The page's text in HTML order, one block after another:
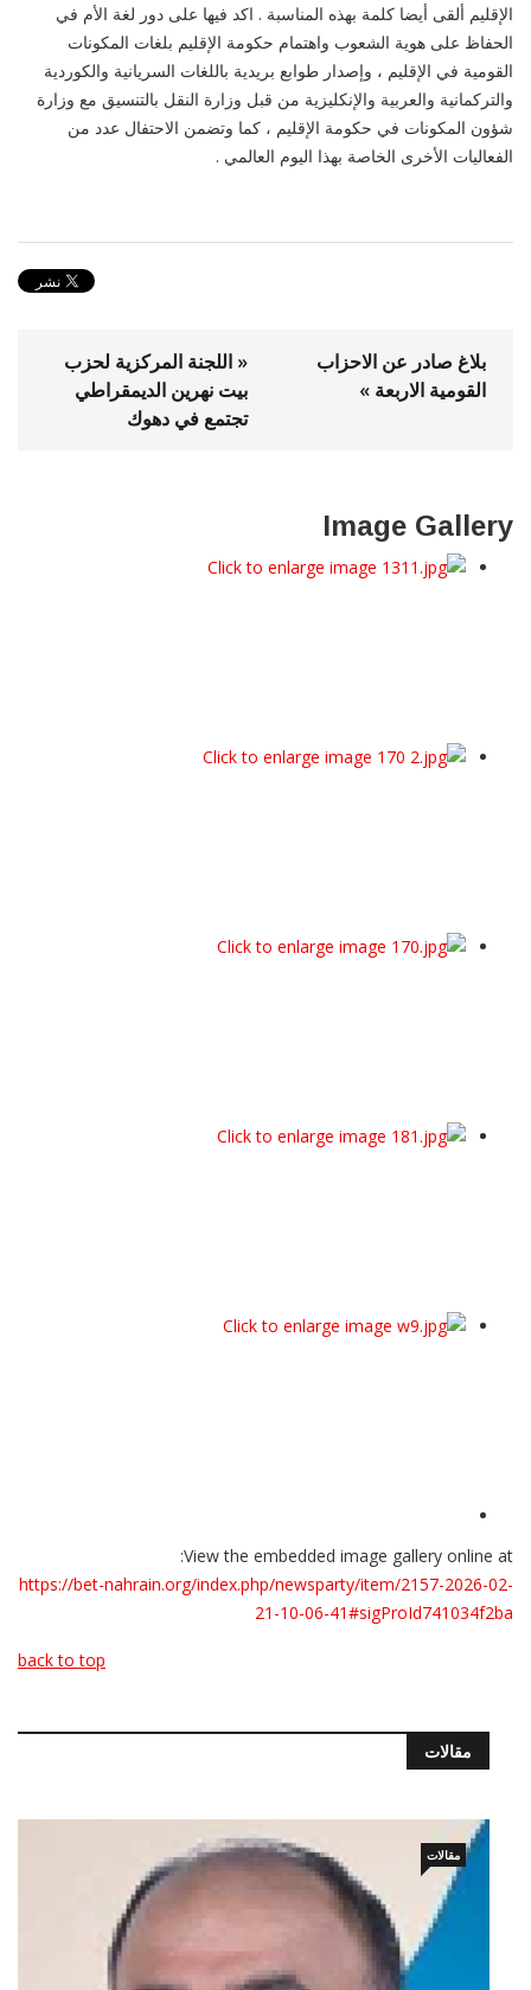
الإقليم ألقى أيضا كلمة بهذه المناسبة . اكد فيها على دور لغة الأم في
الحفاظ على هوية الشعوب واهتمام حكومة الإقليم بلغات المكونات
القومية في الإقليم ، وإصدار طوابع بريدية باللغات السريانية والكوردية
والتركمانية والعربية والإنكليزية من قبل وزارة النقل بالتنسيق مع وزارة
شؤون المكونات في حكومة الإقليم ، كما وتضمن الاحتفال عدد من
الفعاليات الأخرى الخاصة بهذا اليوم العالمي .
« اللجنة المركزية لحزب
بيت نهرين الديمقراطي
تجتمع في دهوك
بلاغ صادر عن الاحزاب
القومية الاربعة »
Image Gallery
View the embedded image gallery online at:
https://bet-nahrain.org/index.php/newsparty/item/2157-2026-02-
21-10-06-41#sigProId741034f2ba
back to top
مقالات
مقالات